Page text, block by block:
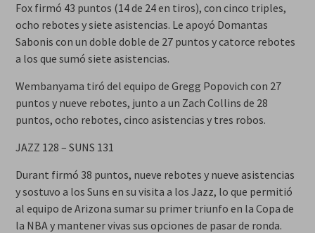
Fox firmó 43 puntos (14 de 24 en tiros), con cinco triples,
ocho rebotes y siete asistencias. Le apoyó Domantas
Sabonis con un doble doble de 27 puntos y catorce rebotes
a los que sumó siete asistencias.
Wembanyama tiró del equipo de Gregg Popovich con 27
puntos y nueve rebotes, junto a un Zach Collins de 28
puntos, ocho rebotes, cinco asistencias y tres robos.
JAZZ 128 – SUNS 131
Durant firmó 38 puntos, nueve rebotes y nueve asistencias
y sostuvo a los Suns en su visita a los Jazz, lo que permitió
al equipo de Arizona sumar su primer triunfo en la Copa de
la NBA y mantener vivas sus opciones de pasar de ronda.